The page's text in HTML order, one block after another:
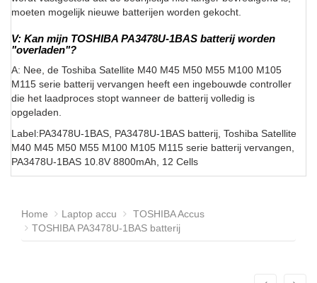
moeten mogelijk nieuwe batterijen worden gekocht.
V: Kan mijn TOSHIBA PA3478U-1BAS batterij worden
"overladen"?
A: Nee, de Toshiba Satellite M40 M45 M50 M55 M100 M105
M115 serie batterij vervangen heeft een ingebouwde controller
die het laadproces stopt wanneer de batterij volledig is
opgeladen.
Label:PA3478U-1BAS, PA3478U-1BAS batterij, Toshiba Satellite
M40 M45 M50 M55 M100 M105 M115 serie batterij vervangen,
PA3478U-1BAS 10.8V 8800mAh, 12 Cells
Home Laptop accu
TOSHIBA Accus
TOSHIBA PA3478U-1BAS batterij